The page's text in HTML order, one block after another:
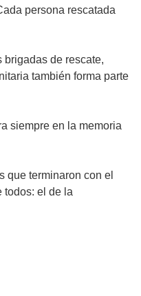
persona rescatada
brigadas de rescate,
también forma parte
siempre en la memoria
que terminaron con el
todos: el de la